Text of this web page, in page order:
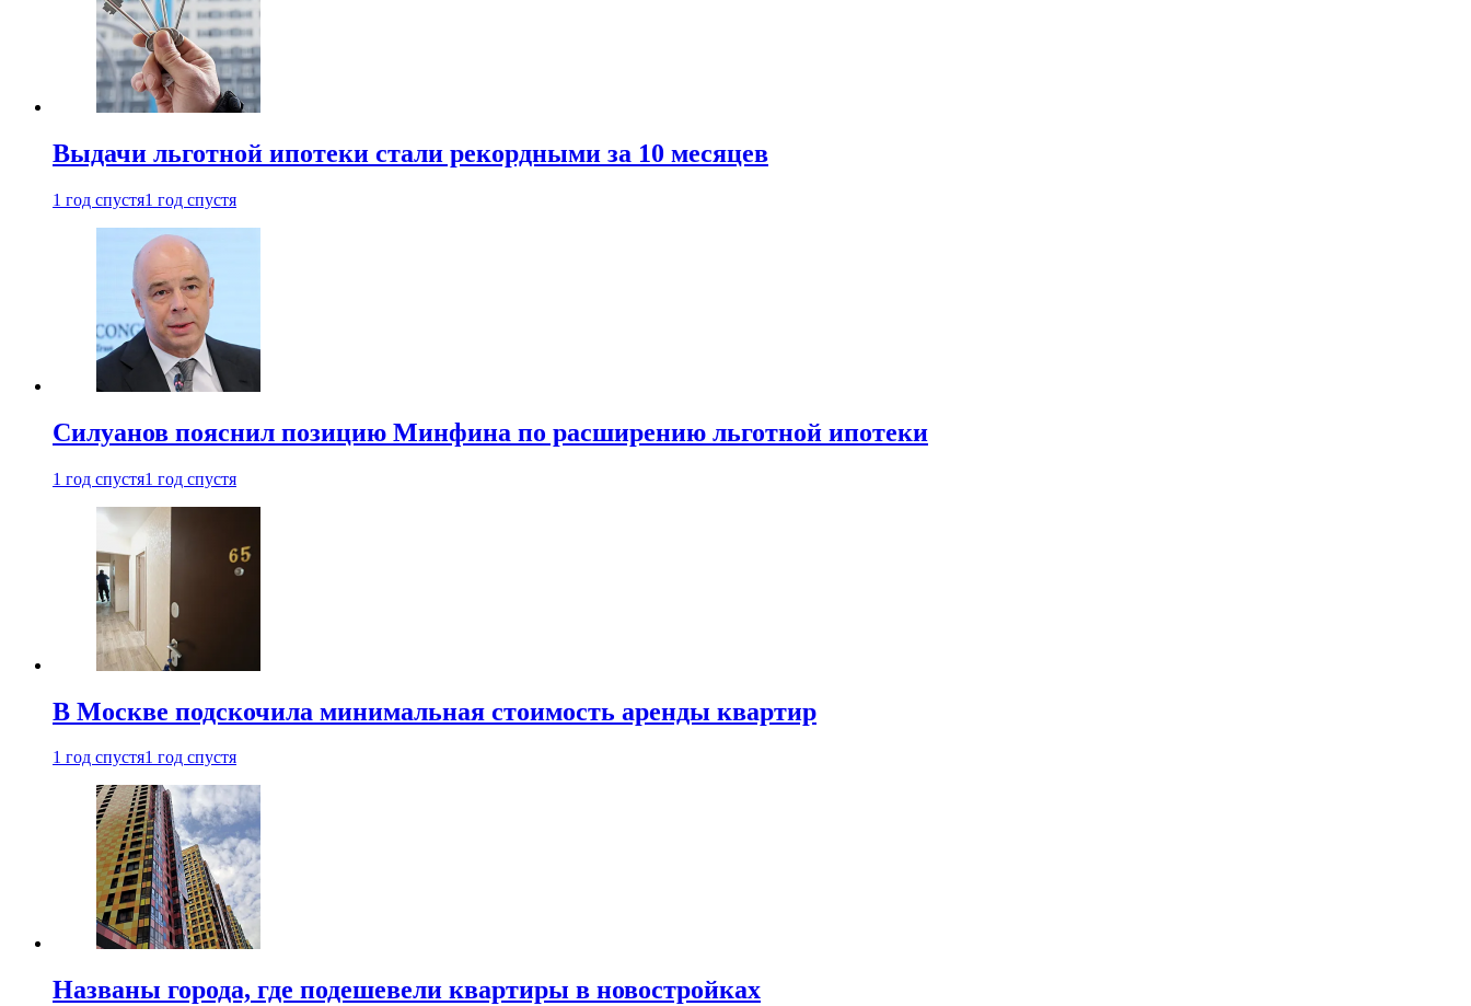
Выдачи льготной ипотеки стали рекордными за 10 месяцев
1 год спустя1 год спустя
Силуанов пояснил позицию Минфина по расширению льготной ипотеки
1 год спустя1 год спустя
В Москве подскочила минимальная стоимость аренды квартир
1 год спустя1 год спустя
Названы города, где подешевели квартиры в новостройках